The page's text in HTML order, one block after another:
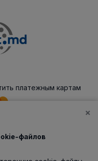
платежным картам
×
файлов